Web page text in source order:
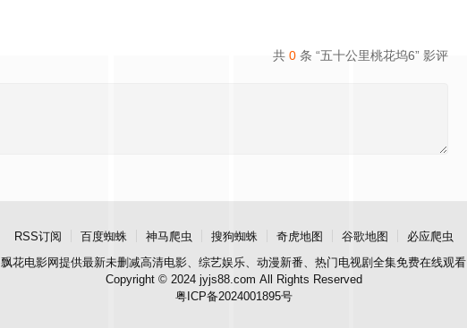
共 0 条 “五十公里桃花坞6” 影评
RSS订阅 百度蜘蛛 神马爬虫 搜狗蜘蛛 奇虎地图 谷歌地图
必应爬虫
飘花电影网提供最新未删减高清电影、综艺娱乐、动漫新番、热门电视剧全集免费在线观看
Copyright © 2024 jyjs88.com All Rights Reserved
粤ICP备2024001895号